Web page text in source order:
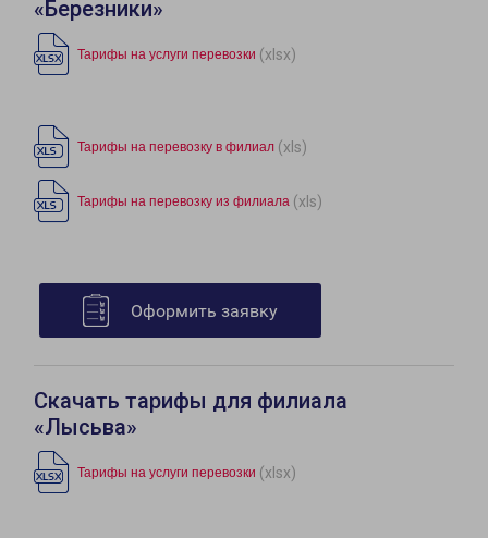
«Березники»
Тарифы на услуги перевозки (xlsx)
Тарифы на перевозку в филиал (xls)
Тарифы на перевозку из филиала (xls)
Оформить заявку
Скачать тарифы для филиала
«Лысьва»
Тарифы на услуги перевозки (xlsx)